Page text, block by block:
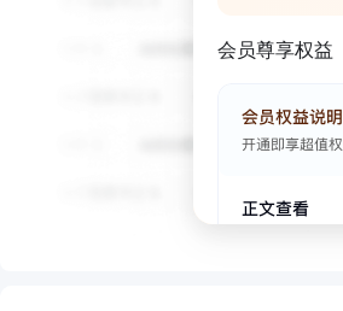
会员尊享权益